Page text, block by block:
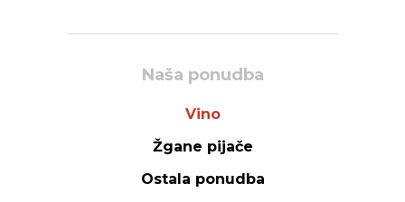
Naša ponudba
Vino
Žgane pijače
Ostala ponudba